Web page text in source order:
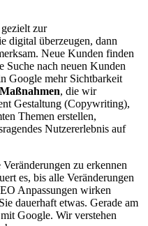
zur
digital überzeugen, dann
Neue Kunden finden
Suche nach neuen Kunden
Google mehr Sichtbarkeit
, die wir
Gestaltung (Copywriting),
Themen erstellen,
Nutzererlebnis auf
zu erkennen
es, bis alle Veränderungen
Anpassungen wirken
dauerhaft etwas. Gerade am
Google. Wir verstehen